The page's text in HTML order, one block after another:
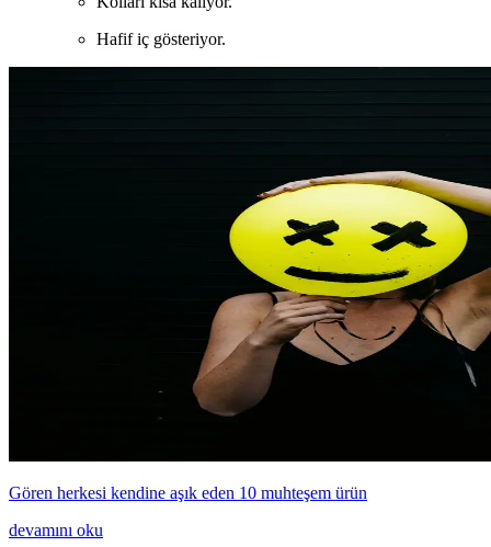
Hafif iç gösteriyor.
Gören herkesi kendine aşık eden 10 muhteşem ürün
devamını oku